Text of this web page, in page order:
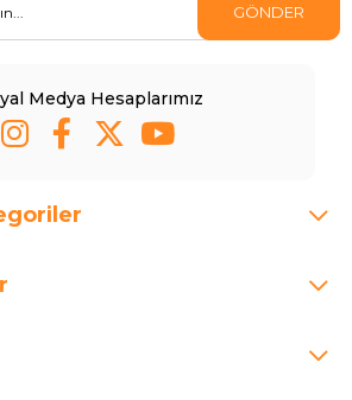
GÖNDER
Medya Hesaplarımız